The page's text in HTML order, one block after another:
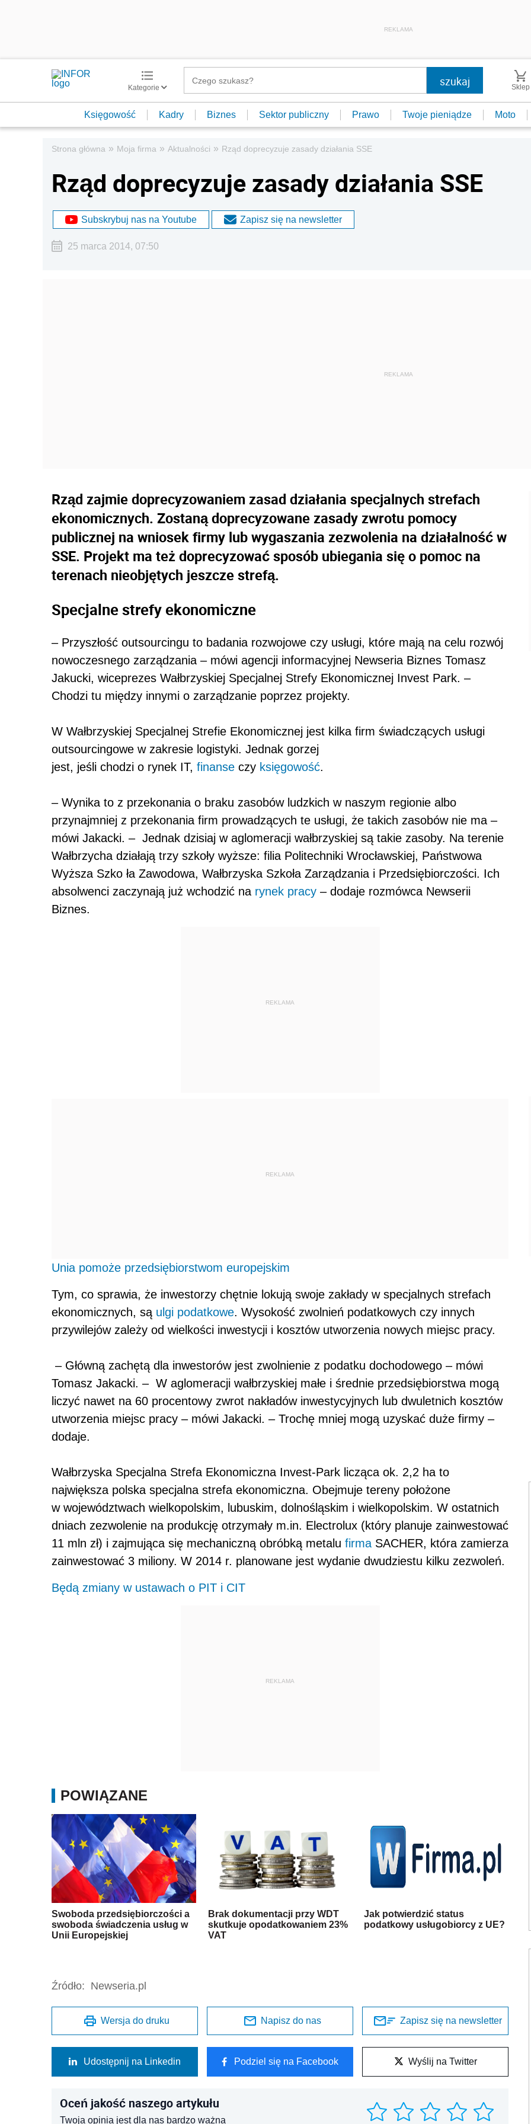
REKLAMA
Kategorie Sklep
Księgowość Kadry Biznes Sektor publiczny Prawo Twoje pieniądze Moto
Strona główna » Moja firma » Aktualności » Rząd doprecyzuje zasady działania SSE
Rząd doprecyzuje zasady działania SSE
Subskrybuj nas na Youtube Zapisz się na newsletter
25 marca 2014, 07:50
Rząd zajmie doprecyzowaniem zasad działania specjalnych strefach
ekonomicznych. Zostaną doprecyzowane zasady zwrotu pomocy
publicznej na wniosek firmy lub wygaszania zezwolenia na działalność w
SSE. Projekt ma też doprecyzować sposób ubiegania się o pomoc na
terenach nieobjętych jeszcze strefą.
Specjalne strefy ekonomiczne
– Przyszłość outsourcingu to badania rozwojowe czy usługi, które mają na celu rozwój
nowoczesnego zarządzania – mówi agencji informacyjnej Newseria Biznes Tomasz
Jakucki, wiceprezes Wałbrzyskiej Specjalnej Strefy Ekonomicznej Invest Park. –
Chodzi tu między innymi o zarządzanie poprzez projekty.
W Wałbrzyskiej Specjalnej Strefie Ekonomicznej jest kilka firm świadczących usługi
outsourcingowe w zakresie logistyki. Jednak gorzej
jest, jeśli chodzi o rynek IT, finanse czy księgowość.
– Wynika to z przekonania o braku zasobów ludzkich w naszym regionie albo
przynajmniej z przekonania firm prowadzących te usługi, że takich zasobów nie ma –
mówi Jakacki. – Jednak dzisiaj w aglomeracji wałbrzyskiej są takie zasoby. Na terenie
Wałbrzycha działają trzy szkoły wyższe: filia Politechniki Wrocławskiej, Państwowa
Wyższa Szko ła Zawodowa, Wałbrzyska Szkoła Zarządzania i Przedsiębiorczości. Ich
absolwenci zaczynają już wchodzić na rynek pracy – dodaje rozmówca Newserii
Biznes.
REKLAMA
REKLAMA
Unia pomoże przedsiębiorstwom europejskim
Tym, co sprawia, że inwestorzy chętnie lokują swoje zakłady w specjalnych strefach
ekonomicznych, są ulgi podatkowe. Wysokość zwolnień podatkowych czy innych
przywilejów zależy od wielkości inwestycji i kosztów utworzenia nowych miejsc pracy.
– Główną zachętą dla inwestorów jest zwolnienie z podatku dochodowego – mówi
Tomasz Jakacki. – W aglomeracji wałbrzyskiej małe i średnie przedsiębiorstwa mogą
liczyć nawet na 60 procentowy zwrot nakładów inwestycyjnych lub dwuletnich kosztów
utworzenia miejsc pracy – mówi Jakacki. – Trochę mniej mogą uzyskać duże firmy –
dodaje.
Wałbrzyska Specjalna Strefa Ekonomiczna Invest-Park licząca ok. 2,2 ha to
największa polska specjalna strefa ekonomiczna. Obejmuje tereny położone
w województwach wielkopolskim, lubuskim, dolnośląskim i wielkopolskim. W ostatnich
dniach zezwolenie na produkcję otrzymały m.in. Electrolux (który planuje zainwestować
11 mln zł) i zajmująca się mechaniczną obróbką metalu firma SACHER, która zamierza
zainwestować 3 miliony. W 2014 r. planowane jest wydanie dwudziestu kilku zezwoleń.
Będą zmiany w ustawach o PIT i CIT
REKLAMA
POWIĄZANE
Swoboda przedsiębiorczości a
swoboda świadczenia usług w
Unii Europejskiej
Brak dokumentacji przy WDT
skutkuje opodatkowaniem 23%
VAT
Jak potwierdzić status
podatkowy usługobiorcy z UE?
Źródło: Newseria.pl
Wersja do druku Napisz do nas Zapisz się na newsletter
Udostępnij na Linkedin Podziel się na Facebook Wyślij na Twitter
Oceń jakość naszego artykułu
Twoja opinia jest dla nas bardzo ważna